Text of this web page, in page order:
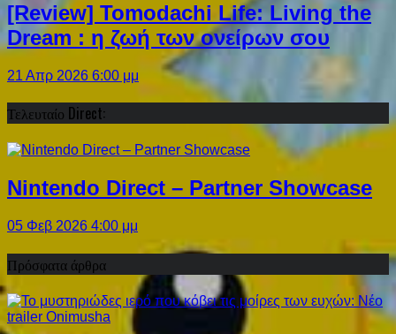
[Review] Tomodachi Life: Living the
Dream : η ζωή των ονείρων σου
21 Απρ 2026 6:00 μμ
Τελευταίο Direct:
Nintendo Direct – Partner Showcase
05 Φεβ 2026 4:00 μμ
Πρόσφατα άρθρα